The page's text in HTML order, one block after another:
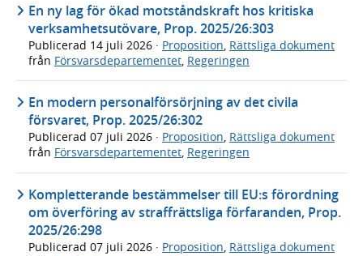
En ny lag för ökad motståndskraft hos kritiska
verksamhetsutövare, Prop. 2025/26:303
Publicerad 14 juli 2026 · Proposition Rättsliga dokument
från Försvarsdepartementet Regeringen
En modern personalförsörjning av det civila
försvaret, Prop. 2025/26:302
Publicerad 07 juli 2026 · Proposition, Rättsliga dokument
från Försvarsdepartementet, Regeringen
Kompletterande bestämmelser till EU:s förordning
om överföring av straffrättsliga förfaranden, Prop.
2025/26:298
Publicerad 07 juli 2026 · Proposition, Rättsliga dokument